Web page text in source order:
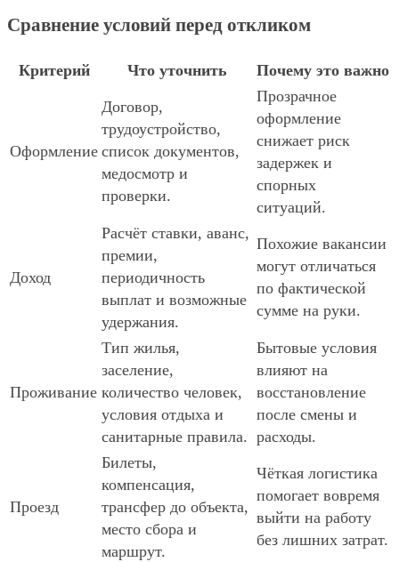
Сравнение условий перед откликом
Критерий Что уточнить Почему это важно
Оформление
Договор,
трудоустройство,
список документов,
медосмотр и
проверки.
Прозрачное
оформление
снижает риск
задержек и
спорных
ситуаций.
Доход
Расчёт ставки, аванс,
премии,
периодичность
выплат и возможные
удержания.
Похожие вакансии
могут отличаться
по фактической
сумме на руки.
Проживание
Тип жилья,
заселение,
количество человек,
условия отдыха и
санитарные правила.
Бытовые условия
влияют на
восстановление
после смены и
расходы.
Проезд
Билеты,
компенсация,
трансфер до объекта,
место сбора и
маршрут.
Чёткая логистика
помогает вовремя
выйти на работу
без лишних затрат.